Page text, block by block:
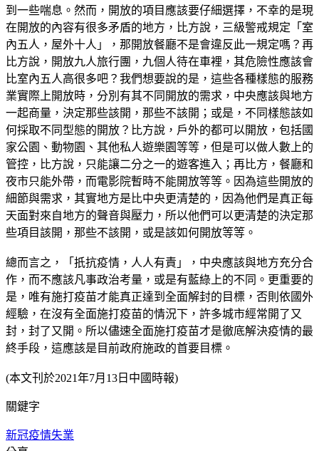
到一些喘息。然而，開放的項目應該要仔細選擇，不幸的是現
在開放的內容有很多矛盾的地方，比方說，三級警戒規定「室
內五人，屋外十人」，那開放餐廳不是會違反此一規定嗎？再
比方說，開放九人旅行團，九個人待在車裡，其危險性應該會
比室內五人高很多吧？我們想要說的是，這些各種樣態的服務
業實際上開放時，分別有其不同開放的需求，中央應該與地方
一起商量，決定那些該開，那些不該開；或是，不同樣態該如
何採取不同型態的開放？比方說，戶外的都可以開放，包括國
家公園、動物園、其他私人遊樂園等等，但是可以做人數上的
管控，比方說，只能讓二分之一的遊客進入；再比方，餐廳和
夜市只能外帶，而電影院暫時不能開放等等。因為這些開放的
細節與需求，其實地方是比中央更清楚的，因為他們是真正每
天面對來自地方的聲音與壓力，所以他們可以更清楚的決定那
些項目該開，那些不該開，或是該如何開放等等。
總而言之，「扺抗疫情，人人有責」，中央應該與地方充分合
作，而不應該凡事政治考量，或是有藍綠上的不同。更重要的
是，唯有施打疫苗才能真正達到全面解封的目標，否則依國外
經驗，在沒有全面施打疫苗的情況下，許多城市經常開了又
封，封了又開。所以儘速全面施打疫苗才是徹底解決疫情的最
終手段，這應該是目前政府施政的首要目標。
(本文刊於2021年7月13日中國時報)
關鍵字
新冠疫情失業